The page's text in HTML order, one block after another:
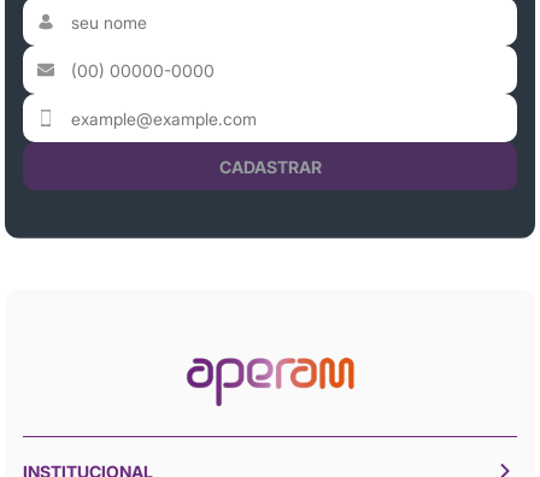
CADASTRAR
INSTITUCIONAL